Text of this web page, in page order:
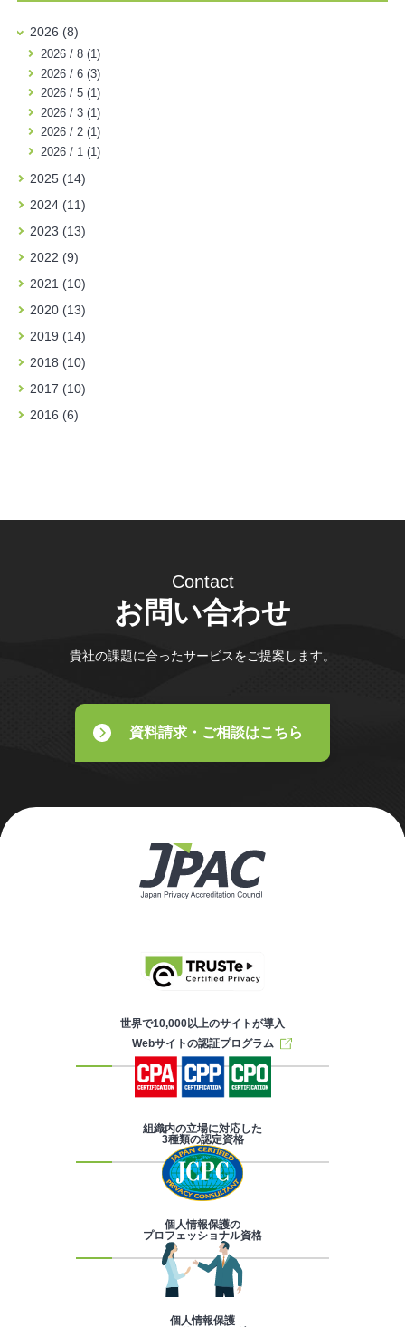
2026 (8)
2026 / 8 (1)
2026 / 6 (3)
2026 / 5 (1)
2026 / 3 (1)
2026 / 2 (1)
2026 / 1 (1)
2025 (14)
2024 (11)
2023 (13)
2022 (9)
2021 (10)
2020 (13)
2019 (14)
2018 (10)
2017 (10)
2016 (6)
Contact
お問い合わせ
貴社の課題に合ったサービスをご提案します。
資料請求・ご相談はこちら
世界で10,000以上のサイトが導入
Webサイトの認証プログラム
組織内の立場に対応した
3種類の認定資格
個人情報保護の
プロフェッショナル資格
個人情報保護